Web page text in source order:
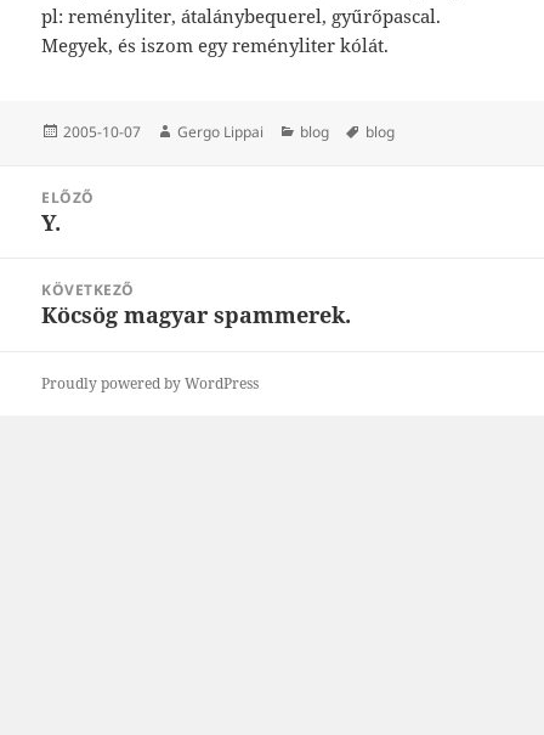
pl: reményliter, átalánybequerel, gyűrőpascal.
Megyek, és iszom egy reményliter kólát.
Közzétéve
2005-10-07 Szerző
Gergo Lippai Kategória
blog Címke
blog
navigáció
ELŐZŐ
Korábbi
Y.
KÖVETKEZŐ
Következő
Köcsög magyar spammerek.
Proudly powered by WordPress